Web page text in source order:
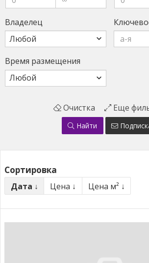
Вла­делец
Вре­мя раз­ме­щения
Очистка Еще
Найти
Сортировка
Дата ↓ Цена ↓ Цена м² ↓